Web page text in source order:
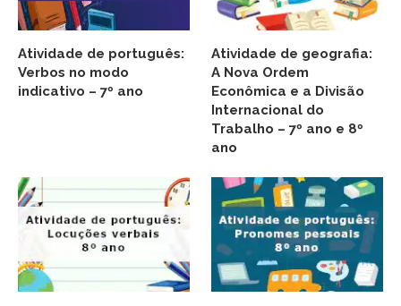
Atividade de português:
Verbos no modo
indicativo – 7º ano
Atividade de geografia:
A Nova Ordem
Econômica e a Divisão
Internacional do
Trabalho – 7º ano e 8º
ano